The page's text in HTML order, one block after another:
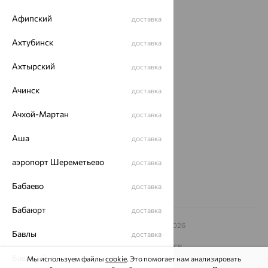
Магазины
Покупателям
О нас
Магазины и доставка г. Липецк
еще 3
Другие города
Заказать звонок
– 2026
Архив акций
Карта сайта
На информационном ресурсе применяются
рекомендательные технологии
Афипский доставка
Ахтубинск доставка
Ахтырский доставка
Ачинск доставка
Ачхой-Мартан доставка
Аша доставка
аэропорт Шереметьево доставка
Бабаево доставка
Бабаюрт доставка
Бавлы доставка
Бавтугай доставка
Мы используем файлы cookie. Это помогает нам анализировать